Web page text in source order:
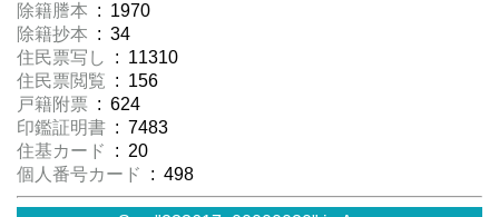
除籍謄本 : 1970
除籍抄本 : 34
住民票写し
: 11310
住民票閲覧 : 156
戸籍附票 : 624
印鑑証明書 : 7483
住基カード
: 20
個人番号カード
: 498